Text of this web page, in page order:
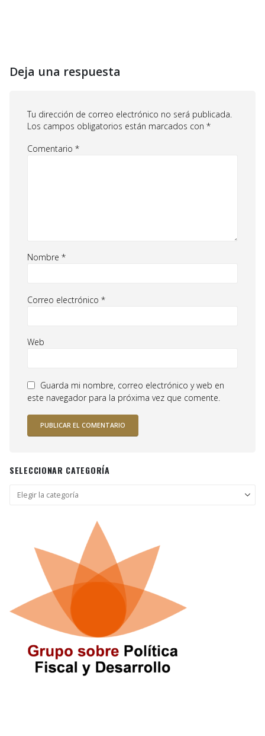
Deja una respuesta
Tu dirección de correo electrónico no será publicada.
Los campos obligatorios están marcados con *
Comentario *
Nombre *
Correo electrónico *
Web
Guarda mi nombre, correo electrónico y web en
este navegador para la próxima vez que comente.
SELECCIONAR CATEGORÍA
Seleccionar
categoría